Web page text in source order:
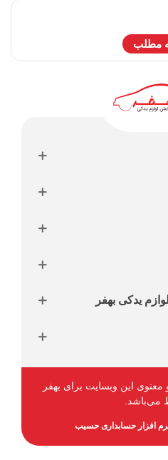
مطلب
یدکی بهفر
افزار حسابداری حسیب
و معنوی این وبسایت برای بهفر
می‌باشد.